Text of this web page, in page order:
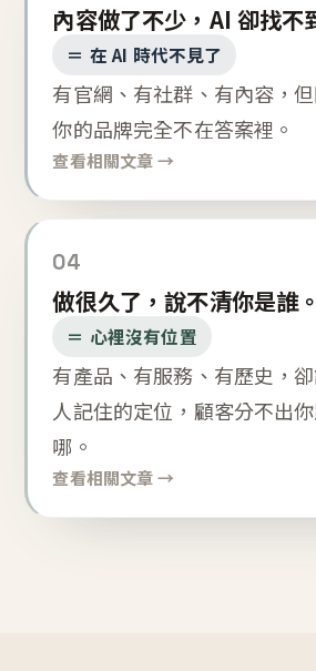
內容做了不少，AI 卻找不
＝ 在 AI 時代不見了
有官網、有社群、有內容，
你的品牌完全不在答案裡。
查看相關文章 →
04
做很久了，說不清你是誰。
＝ 心裡沒有位置
有產品、有服務、有歷史，
人記住的定位，顧客分不出
哪。
查看相關文章 →